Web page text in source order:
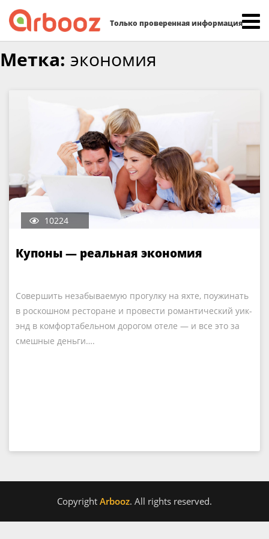
Только проверенная информация
to
Метка: экономия
10224
Купоны — реальная экономия
Совершить незабываемую прогулку на яхте, поужинать
в роскошном ресторане и провести романтический уик-
энд в комфортабельном дорогом отеле — и все это за
смешные деньги….
Copyright Arbooz. All rights reserved.
Найти: